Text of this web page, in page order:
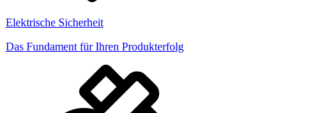
Elektrische Sicherheit
Das Fundament für Ihren Produkterfolg